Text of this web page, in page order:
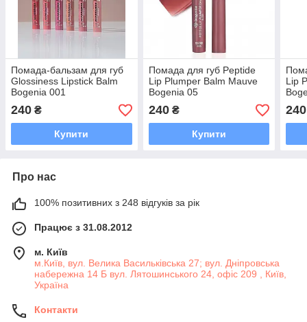
Помада-бальзам для губ
Glossiness Lipstick Balm
Bogenia 001
240 ₴
Купити
Помада для губ Peptide
Lip Plumper Balm Mauve
Bogenia 05
240₴
Купити
Lip
240
Про нас
100% позитивних з 248 відгуків за рік
Працює з 31.08.2012
м. Київ
м.Київ, вул. Велика Васильківська 27; вул. Дніпровська
набережна 14 Б вул. Лятошинського 24, офіс 209 , Київ,
Україна
Контакти